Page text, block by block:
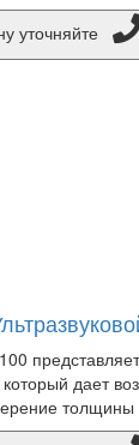
дает
толщины